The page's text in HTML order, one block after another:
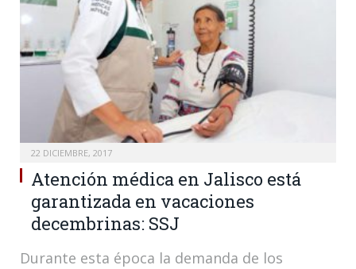
22 DICIEMBRE, 2017
Atención médica en Jalisco está
garantizada en vacaciones
decembrinas: SSJ
Durante esta época la demanda de los